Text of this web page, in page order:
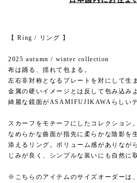
【 Ring / リング 】
2025 autumn / winter collection
布は踊る、揺れて包まる。
左右非対称となるプレートを対にして生
金属の硬いイメージとは反して包み込み
綺麗な鏡面がASAMIFUJIKAWAらしい
スカーフをモチーフにしたコレクション。
なめらかな曲面が指先に柔らかな陰影を
添えるリング。ボリューム感がありなが
じみが良く、シンプルな装いにも自然に
※こちらのアイテムのサイズオーダーは